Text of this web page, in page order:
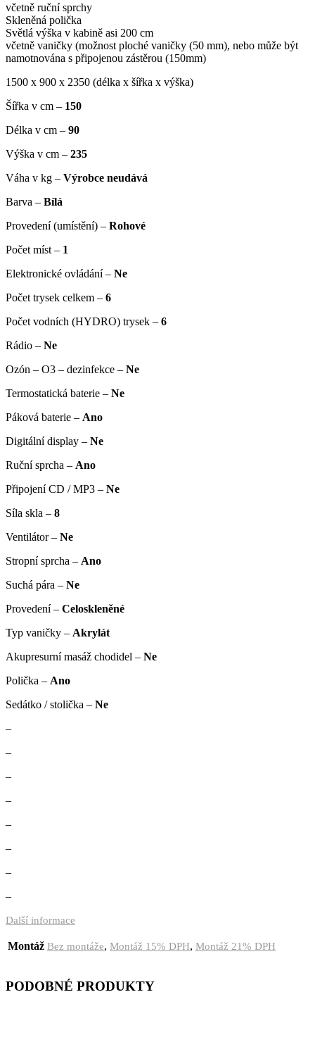
včetně ruční sprchy
Skleněná polička
Světlá výška v kabině asi 200 cm
včetně vaničky (možnost ploché vaničky (50 mm), nebo může být
namotnována s připojenou zástěrou (150mm)
1500 x 900 x 2350 (délka x šířka x výška)
Šířka v cm – 150
Délka v cm – 90
Výška v cm – 235
Váha v kg – Výrobce neudává
Barva – Bílá
Provedení (umístění) – Rohové
Počet míst – 1
Elektronické ovládání – Ne
Počet trysek celkem – 6
Počet vodních (HYDRO) trysek – 6
Rádio – Ne
Ozón – O3 – dezinfekce – Ne
Termostatická baterie – Ne
Páková baterie – Ano
Digitální display – Ne
Ruční sprcha – Ano
Připojení CD / MP3 – Ne
Síla skla – 8
Ventilátor – Ne
Stropní sprcha – Ano
Suchá pára – Ne
Provedení – Celoskleněné
Typ vaničky – Akrylát
Akupresurní masáž chodidel – Ne
Polička – Ano
Sedátko / stolička – Ne
–
–
–
–
–
–
–
–
Další informace
Montáž Bez montáže, Montáž 15% DPH, Montáž 21% DPH
PODOBNÉ PRODUKTY